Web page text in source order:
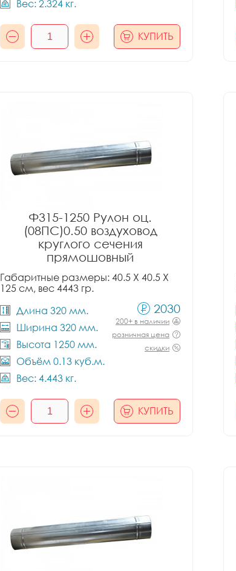
Вес: 2.324 кг.
КУПИТЬ
Ф315-1250 Рулон оц.
(08ПС)0.50 воздуховод
круглого сечения
прямошовный
Габаритные размеры: 40.5 X 40.5 X
125 см, вес 4443 гр.
Длина 320 мм.
Ширина 320 мм.
Высота 1250 мм.
Объём 0.13 куб.м.
Вес: 4.443 кг.
2030
200+ в наличии
розничная цена
скидки
КУПИТЬ